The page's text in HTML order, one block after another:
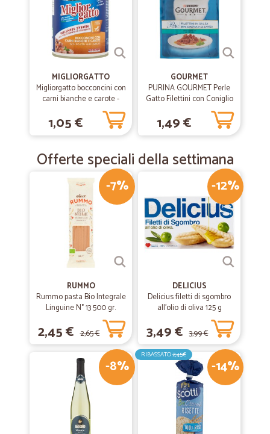
MIGLIORGATTO
Migliorgatto bocconcini con
carni bianche e carote -
1,05 €
GOURMET
PURINA GOURMET Perle
Gatto Filettini con Coniglio
1,49 €
Offerte speciali della settimana
-7%
RUMMO
Rummo pasta Bio Integrale
Linguine N° 13 500 gr.
2,45 € 2,65 €
-12%
DELICIUS
Delicius filetti di sgombro
all'olio di oliva 125 g
3,49 € 3,99 €
-8% -14%
RIBASSATO2,45€